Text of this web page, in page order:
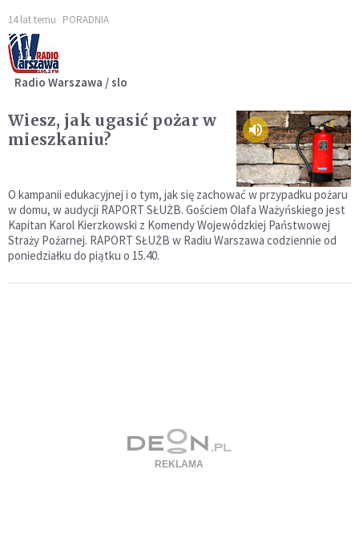
14 lat temu PORADNIA
Radio Warszawa / slo
Wiesz, jak ugasić pożar w
mieszkaniu?
O kampanii edukacyjnej i o tym, jak się zachować w przypadku pożaru
w domu, w audycji RAPORT SŁUŻB. Gościem Olafa Ważyńskiego jest
Kapitan Karol Kierzkowski z Komendy Wojewódzkiej Państwowej
Straży Pożarnej. RAPORT SŁUŻB w Radiu Warszawa codziennie od
poniedziałku do piątku o 15.40.